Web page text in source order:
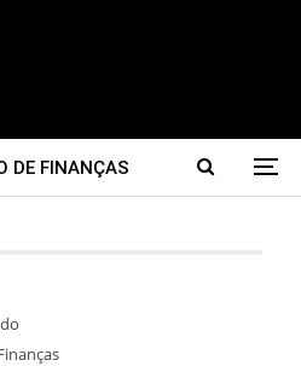
DE FINANÇAS